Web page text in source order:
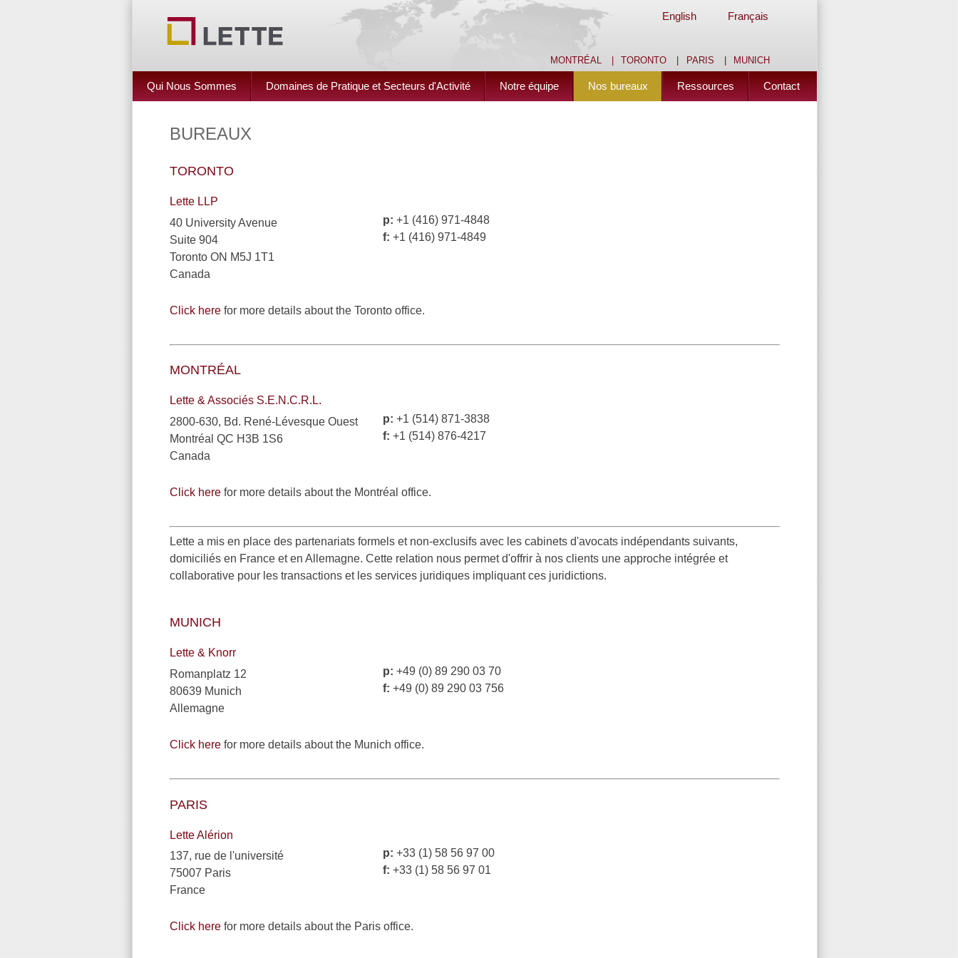
English Français
MONTRÉAL TORONTO PARIS MUNICH
Qui Nous Sommes Domaines de Pratique et Secteurs d'Activité Notre équipe Nos bureaux Ressources Contact
BUREAUX
TORONTO
Lette LLP
40 University Avenue
Suite 904
Toronto ON M5J 1T1
Canada
p: +1 (416) 971-4848
f: +1 (416) 971-4849
Click here for more details about the Toronto office.
MONTRÉAL
Lette & Associés S.E.N.C.R.L.
2800-630, Bd. René-Lévesque Ouest
Montréal QC H3B 1S6
Canada
p: +1 (514) 871-3838
f: +1 (514) 876-4217
Click here for more details about the Montréal office.
Lette a mis en place des partenariats formels et non-exclusifs avec les cabinets d'avocats indépendants suivants,
domiciliés en France et en Allemagne. Cette relation nous permet d'offrir à nos clients une approche intégrée et
collaborative pour les transactions et les services juridiques impliquant ces juridictions.
MUNICH
Lette & Knorr
Romanplatz 12
80639 Munich
Allemagne
p: +49 (0) 89 290 03 70
f: +49 (0) 89 290 03 756
Click here for more details about the Munich office.
PARIS
Lette Alérion
137, rue de l'université
75007 Paris
France
p: +33 (1) 58 56 97 00
f: +33 (1) 58 56 97 01
Click here for more details about the Paris office.